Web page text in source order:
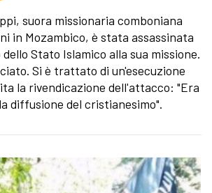
suora missionaria comboniana
in Mozambico, è stata assassinata
Stato Islamico alla sua missione.
Si è trattato di un'esecuzione
la rivendicazione dell'attacco: "Era
diffusione del cristianesimo".